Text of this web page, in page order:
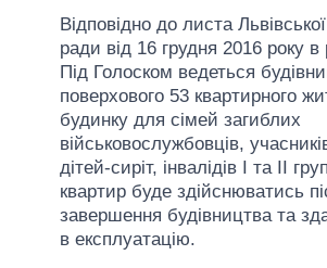
Відповідно до листа
ради від 16 грудня 2016 року в
Під Голоском ведеться
поверхового 53 квартирного
будинку для сімей загиблих
військовослужбовців,
дітей-сиріт, інвалідів І та II
квартир буде здійснюватись
завершення будівництва та
в експлуатацію.